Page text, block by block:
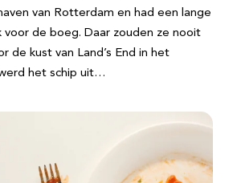
van Rotterdam en had een lange
voor de boeg. Daar zouden ze nooit
de kust van Land’s End in het
het schip uit…